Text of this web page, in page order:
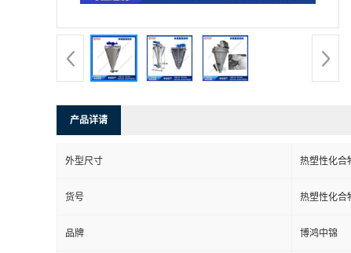
产品详请
外型尺寸 热塑性化合
货号 热塑性化合
品牌 博鸿中锦